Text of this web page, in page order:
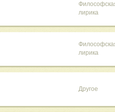
лирика
лирика
Другое